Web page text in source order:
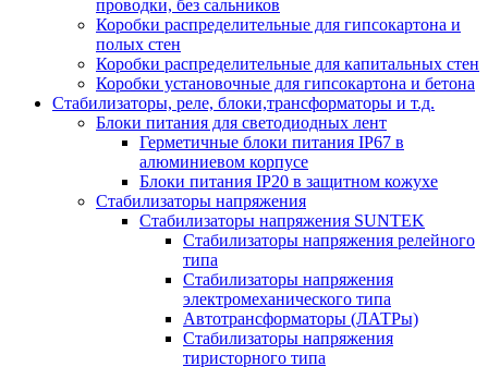
проводки, без сальников
Коробки распределительные для гипсокартона и
полых стен
Коробки распределительные для капитальных стен
Коробки установочные для гипсокартона и бетона
Стабилизаторы, реле, блоки,трансформаторы и т.д.
Блоки питания для светодиодных лент
Герметичные блоки питания IP67 в
алюминиевом корпусе
Блоки питания IP20 в защитном кожухе
Стабилизаторы напряжения
Стабилизаторы напряжения SUNTEK
Стабилизаторы напряжения релейного
типа
Стабилизаторы напряжения
электромеханического типа
Автотрансформаторы (ЛАТРы)
Стабилизаторы напряжения
тиристорного типа